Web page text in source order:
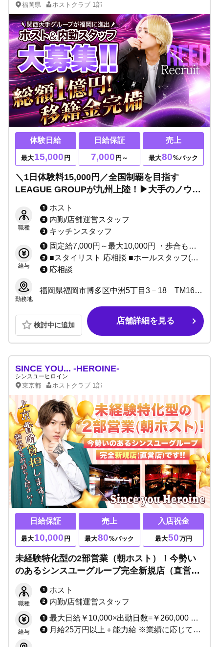
福岡県 ホストクラブ 1部
体験日給
最大15,000 円
日給保証
7,000 円～
売上
最大80%バック
＼1日体験料15,000円／全国制覇を目指す
LEAGUE GROUPが九州上陸！▶大手のノウハ
ウとサポート制度！未経験＆移籍どちらも大歓
迎！！
職種
ホスト
内勤/店舗運営スタッフ
キッチンスタッフ
給与
固定給7,000円～最大10,000円 ・歩合もあり ★完全日払い制 ※当店は保証制度ではなく固定給制度です。 保証は歩合が保証金額を上回れば無くなってしまいますが、 固定給は歩合が上回っても無くなりません。 「固定給+歩合」があなたのお給料になります！！ 固定給は永久に無くなりませんのでご安心ください。
■スタイリスト 応相談 ■ホールスタッフ(ボーイ：内勤) 日給10,000円～ ■DJ・ダンサー 応相談 ■店舗運営スタッフ 1:日給10,000円～＋能力給 2:月給10万～40万＋能力給 ■管理職各種 1:日給7,000円～10,000円＋能力給 2:月給20万～40万円＋能力給(社員) ■サイト運営スタッフ 応相談
応相談
勤務地
福岡県福岡市博多区中洲5丁目3－18 TM16ビル5階
検討中に追加 店舗詳細を見る
SINCE YOU... -HEROINE-
シンスユーヒロイン
東京都 ホストクラブ 1部
日給保証
最大10,000 円
売上
最大80%バック
入店祝金
最大50万円
未経験特化型の2部営業（朝ホスト）！今勢い
のあるシンスユーグループ完全新規店（直営
ャンス大！
職種
ホスト
内勤/店舗運営スタッフ
給与
最大日給￥10,000×出勤日数=￥260,000 売上バック(最大80％)＋指名料＋同伴料＋各種賞金 入店祝い金制度あり（最大50万円！）
月給25万円以上＋能力給 ※業績に応じて昇給随時